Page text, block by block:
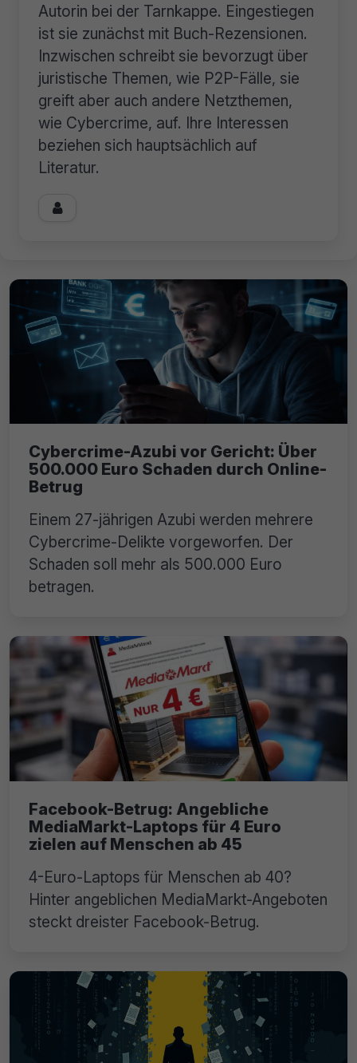
Autorin bei der Tarnkappe. Eingestiegen
ist sie zunächst mit Buch-Rezensionen.
Inzwischen schreibt sie bevorzugt über
juristische Themen, wie P2P-Fälle, sie
greift aber auch andere Netzthemen,
wie Cybercrime, auf. Ihre Interessen
beziehen sich hauptsächlich auf
Literatur.

Cybercrime-Azubi vor Gericht: Über
500.000 Euro Schaden durch Online-
Betrug
Einem 27-jährigen Azubi werden mehrere
Cybercrime-Delikte vorgeworfen. Der
Schaden soll mehr als 500.000 Euro
betragen.
Facebook-Betrug: Angebliche
MediaMarkt-Laptops für 4 Euro
zielen auf Menschen ab 45
4-Euro-Laptops für Menschen ab 40?
Hinter angeblichen MediaMarkt-Angeboten
steckt dreister Facebook-Betrug.